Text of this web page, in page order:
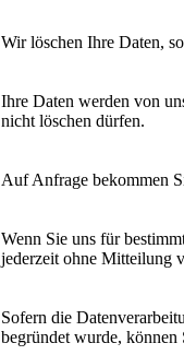
Wir löschen Ihre Daten,
Ihre Daten werden von
nicht löschen dürfen.
Auf Anfrage bekommen
Wenn Sie uns für
jederzeit ohne Mitteilung
Sofern die
begründet wurde, können